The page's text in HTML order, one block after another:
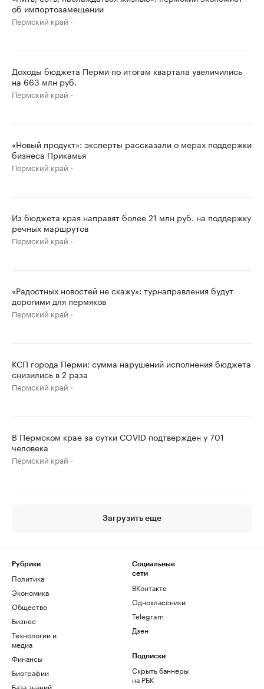
об импортозамещении
Пермский край
Доходы бюджета Перми по итогам квартала увеличились
на 663 млн руб.
Пермский край
«Новый продукт»: эксперты рассказали о мерах поддержки
бизнеса Прикамья
Пермский край
Из бюджета края направят более 21 млн руб. на поддержку
речных маршрутов
Пермский край
«Радостных новостей не скажу»: турнаправления будут
дорогими для пермяков
Пермский край
КСП города Перми: сумма нарушений исполнения бюджета
снизились в 2 раза
Пермский край
В Пермском крае за сутки COVID подтвержден у 701
человека
Пермский край
Загрузить еще
Рубрики
Политика
Экономика
Общество
Бизнес
Технологии и
медиа
Финансы
Биографии
База знаний
Социальные
сети
ВКонтакте
Одноклассники
Telegram
Дзен
Подписки
Скрыть баннеры
на РБК